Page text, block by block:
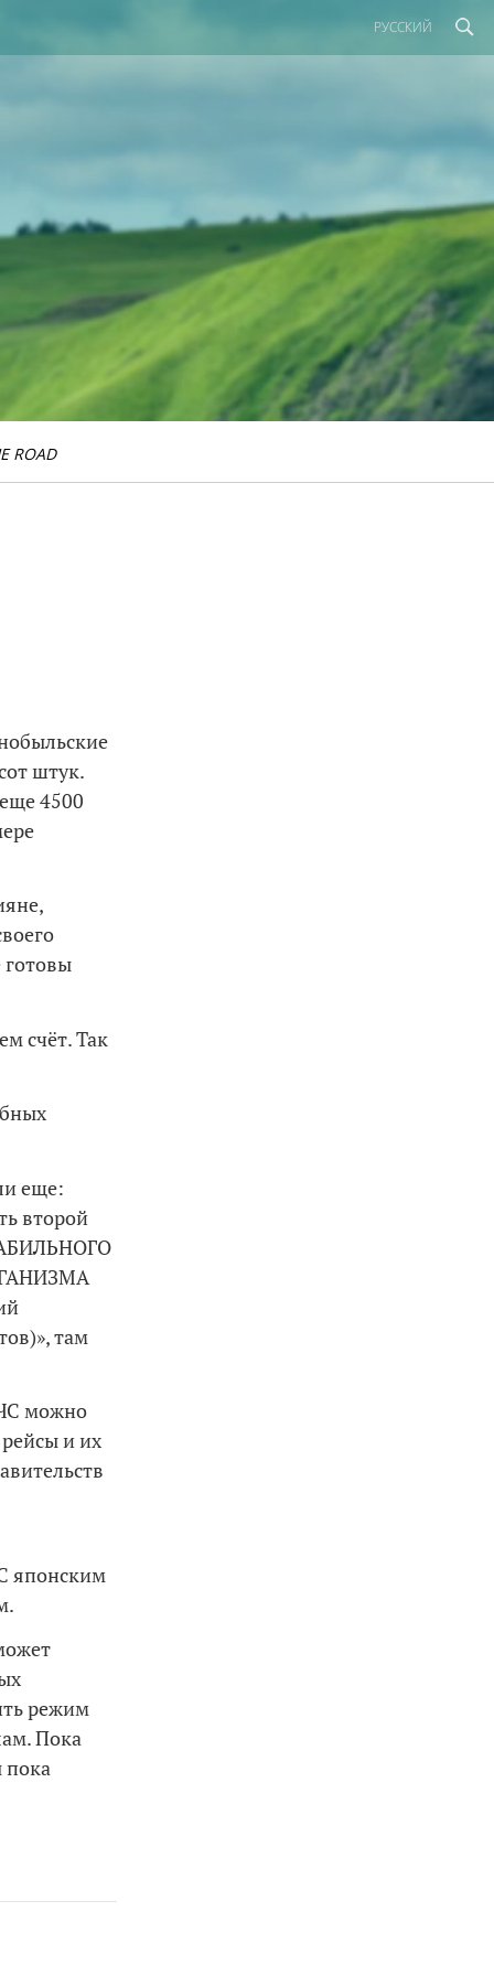
РУССКИЙ
ROAD
штук.
4500
готовы
счёт. Так
еще:
второй
там
можно
и их
японским
режим
Пока
пока